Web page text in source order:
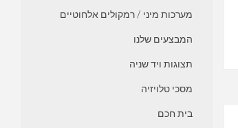
מערכות מיני / רמקולים אלחוטיים
המבצעים שלנו
תצוגות ויד שניה
מסכי טלויזיה
בית חכם